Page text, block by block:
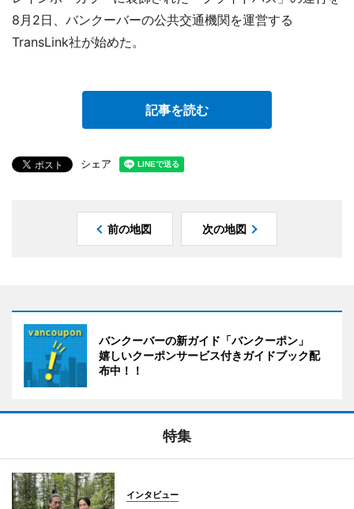
8月2日、バンクーバーの公共交通機関を運営する
TransLink社が始めた。
記事を読む
シェア
前の地図 次の地図
バンクーバーの新ガイド「バンクーポン」
嬉しいクーポンサービス付きガイドブック配
布中！！
特集
インタビュー